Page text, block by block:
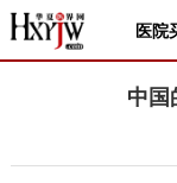
医院
中国